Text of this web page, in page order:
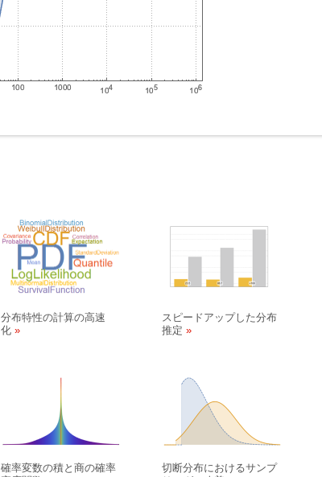
分布特性の計算の高速
化
スピードアップした分布
推定
確率変数の積と商の確率
切断分布におけるサンプ